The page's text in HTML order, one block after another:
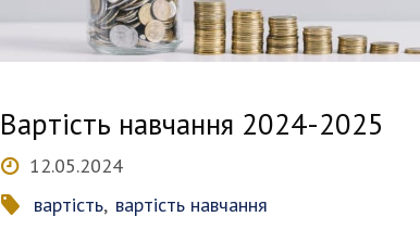
Вартість навчання 2024-2025
12.05.2024
вартість, вартість навчання